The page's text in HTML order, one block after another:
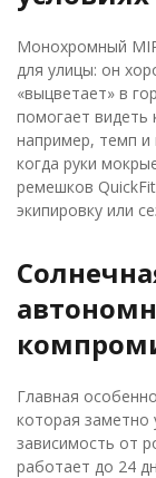
Монохромный
для улицы: он
«выцветает» в
помогает
например, темп и
когда руки
ремешков
экипировку или
Главная
которая заметно
зависимость от
работает до 24